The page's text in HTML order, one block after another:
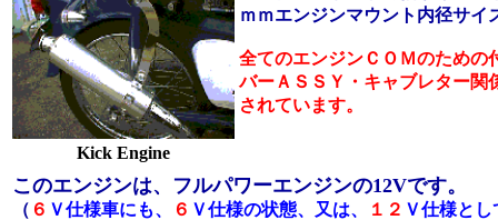
ｍｍエンジンマウント内径サイ
全てのエンジンＣＯＭのための
バーＡＳＳＹ・ キャブレター関
されています。
Kick Engine
このエンジンは、フルパワーエンジンの12Vです。
（ ６ Ｖ仕様車にも、 ６ Ｖ仕様の状態、又は、 １２ Ｖ仕様と